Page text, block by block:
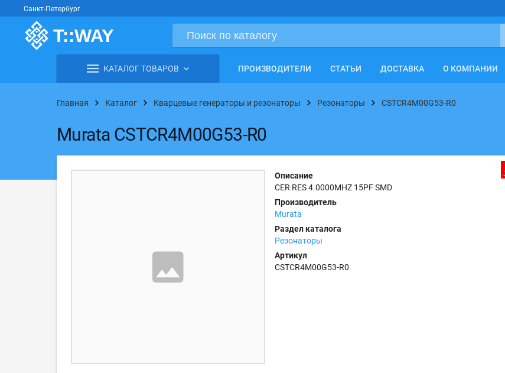
Санкт-Петербург
КАТАЛОГ ТОВАРОВ ПРОИЗВОДИТЕЛИ СТАТЬИ ДОСТАВКА О КОМПАНИИ
Главная Каталог Кварцевые генераторы и резонаторы Резонаторы CSTCR4M00G53-R0
Murata CSTCR4M00G53-R0
Описание
CER RES 4.0000MHZ 15PF SMD
Производитель
Murata
Раздел каталога
Резонаторы
Артикул
CSTCR4M00G53-R0